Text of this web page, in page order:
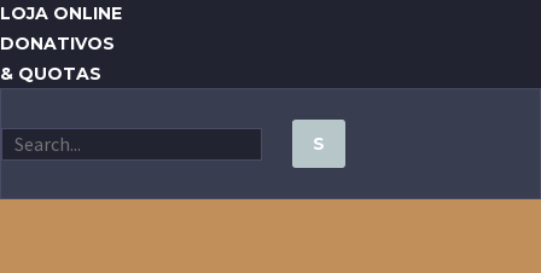
LOJA ONLINE
DONATIVOS
& QUOTAS